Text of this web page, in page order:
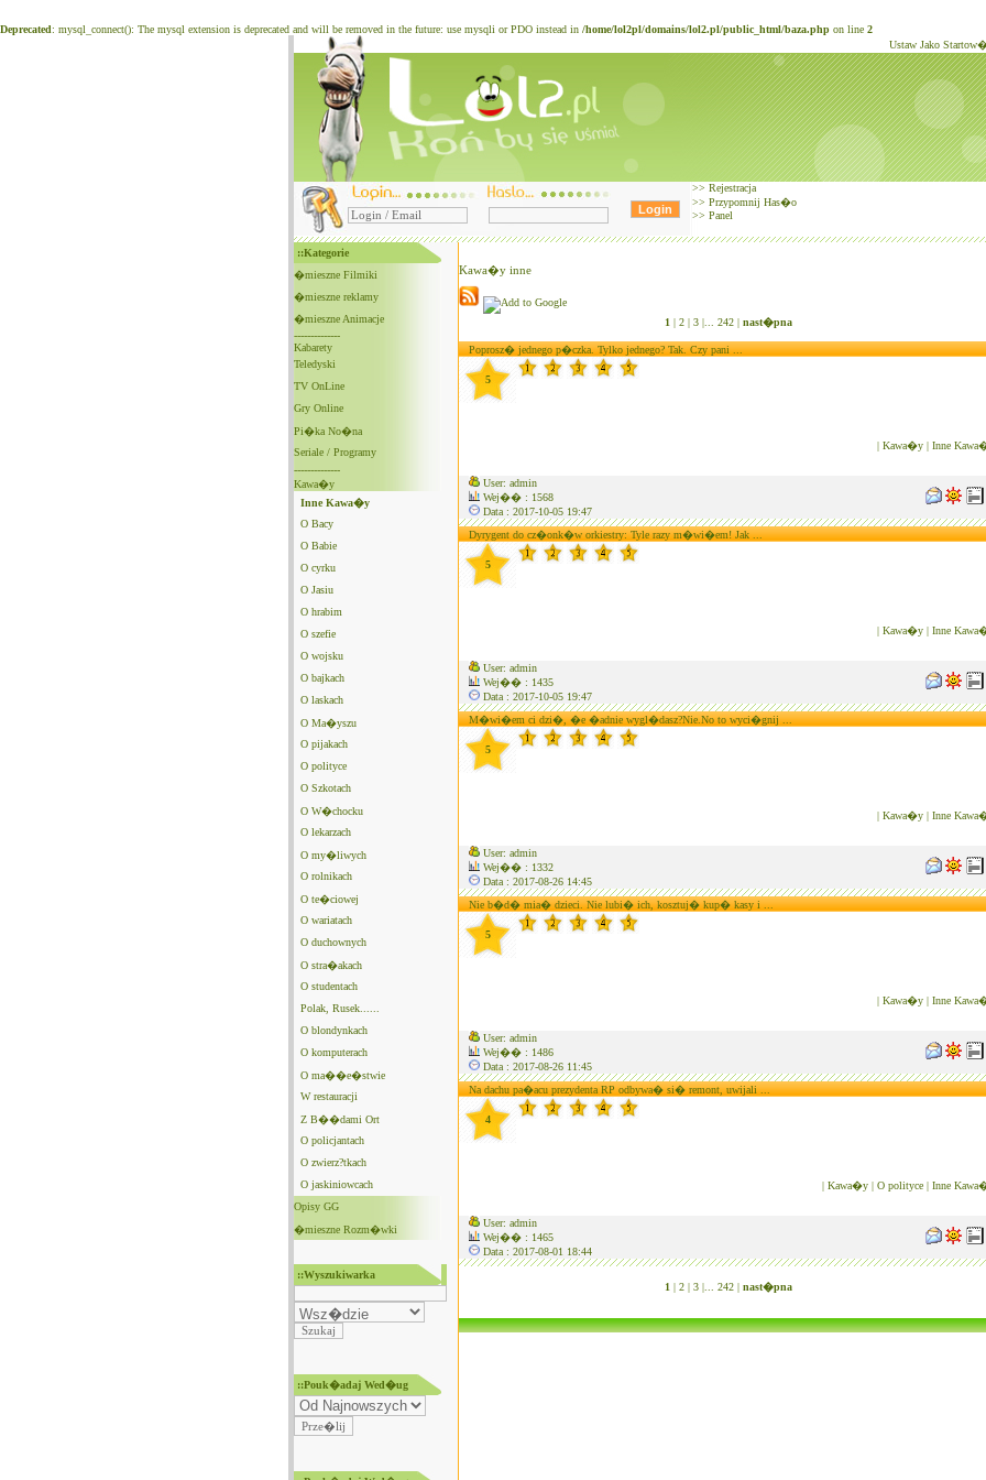
Deprecated: mysql_connect(): The mysql extension is deprecated and will be removed in the future: use mysqli or PDO instead in /home/lol2pl/domains/lol2.pl/public_html/baza.php on line 2
Ustaw Jako
>> Rejestracja
>> Przypomnij Has�o
>> Panel
::Kategorie
�mieszne Filmiki
�mieszne reklamy
�mieszne Animacje
--------------
Kabarety
Teledyski
TV OnLine
Gry Online
Pi�ka No�na
Seriale / Programy
--------------
Kawa�y
Inne Kawa�y
O Bacy
O Babie
O cyrku
O Jasiu
O hrabim
O szefie
O wojsku
O bajkach
O laskach
O Ma�yszu
O pijakach
O polityce
O Szkotach
O W�chocku
O lekarzach
O my�liwych
O rolnikach
O te�ciowej
O wariatach
O duchownych
O stra�akach
O studentach
Polak, Rusek......
O blondynkach
O komputerach
O ma��e�stwie
W restauracji
Z B��dami Ort
O policjantach
O zwierz?tkach
O jaskiniowcach
Opisy GG
�mieszne Rozm�wki
::Wyszukiwarka
::Pouk�adaj Wed�ug
Kawa�y inne
1 |2 |3 |... 242 | nast�pna
Poprosz� jednego p�czka. Tylko jednego? Tak. Czy pani ...
5
| Kawa�y | Inne
User: admin
Wej�� : 1568
Data : 2017-10-05 19:47
Dyrygent do cz�onk�w orkiestry: Tyle razy m�wi�em! Jak ...
5
| Kawa�y | Inne
User: admin
Wej�� : 1435
Data : 2017-10-05 19:47
M�wi�em ci dzi�, �e �adnie wygl�dasz?Nie.No to wyci�gnij ...
5
| Kawa�y | Inne
User: admin
Wej�� : 1332
Data : 2017-08-26 14:45
Nie b�d� mia� dzieci. Nie lubi� ich, kosztuj� kup� kasy i ...
5
| Kawa�y | Inne
User: admin
Wej�� : 1486
Data : 2017-08-26 11:45
Na dachu pa�acu prezydenta RP odbywa� si� remont, uwijali ...
4
| Kawa�y | O polityce | Inne
User: admin
Wej�� : 1465
Data : 2017-08-01 18:44
1 |2 |3 |... 242 | nast�pna